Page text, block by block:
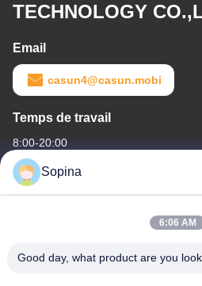
TECHNOLOGY
Email
casun4@casun.mobi
Temps de travail
8:00-20:00
Notre adresse
La zone industrielle de Pingxi n°61,
Sopina
6:06 AM
Good day, what product are you